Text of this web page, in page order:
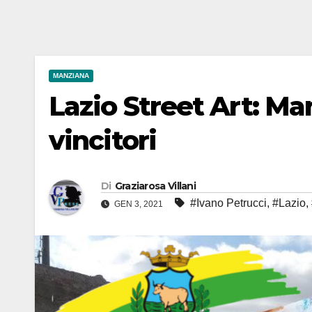
MANZIANA
Lazio Street Art:
vincitori
Di Graziarosa Villani
GEN 3, 2021 #Ivano Petrucci, #Lazio,